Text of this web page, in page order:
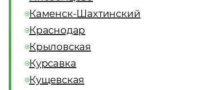
Каменск-Шахтинский
Краснодар
Крыловская
Курсавка
Кущевская